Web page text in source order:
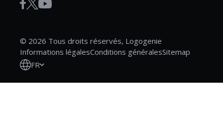
© 2026 Tous droits réservés, Logogenie
Informations légalesConditions généralesSitemap
FR